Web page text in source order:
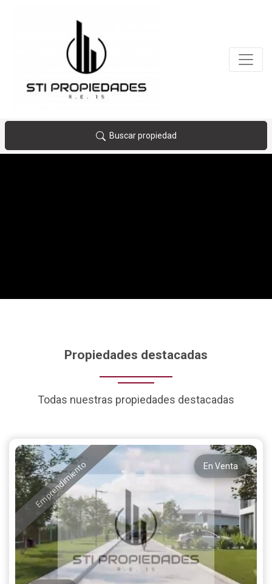
Buscar propiedad
Propiedades destacadas
Todas nuestras propiedades destacadas
Emprendimiento En Venta